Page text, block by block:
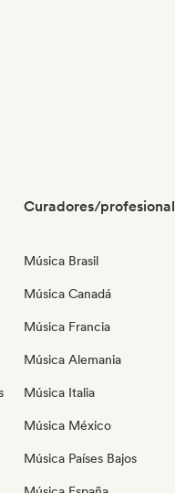
Curadores/
Música Brasil
Música Canadá
Música Francia
Música Alemania
Música Italia
Música México
Música Países Bajos